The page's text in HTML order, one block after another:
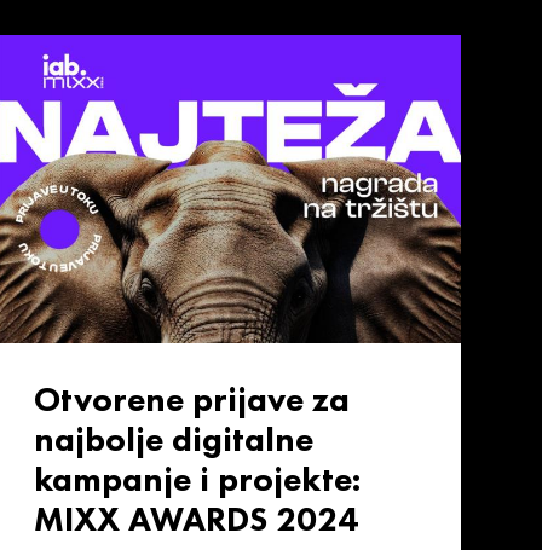
Otvorene prijave za
najbolje digitalne
kampanje i projekte:
MIXX AWARDS 2024